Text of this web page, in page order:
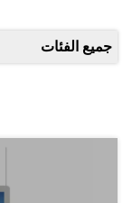
جميع الفئات